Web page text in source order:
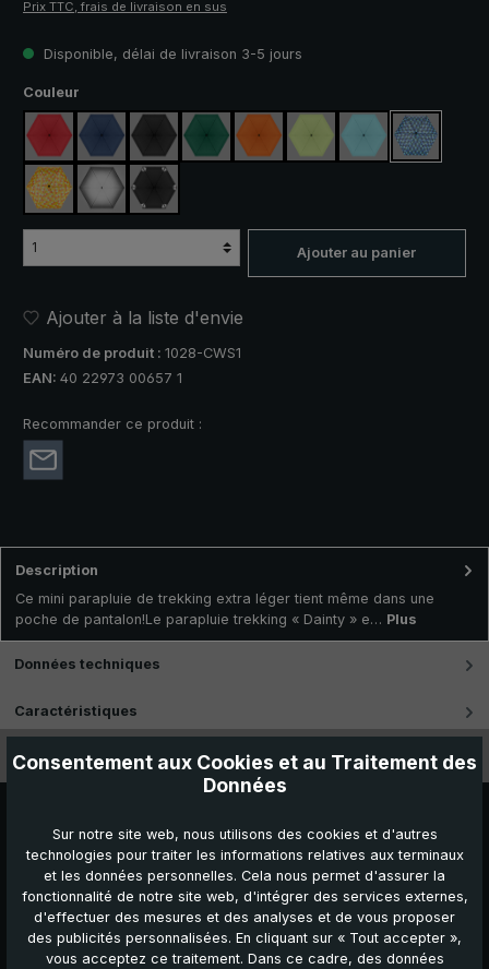
Prix TTC, frais de livraison en sus
Disponible, délai de livraison 3-5 jours
Sélectionnez
Couleur
rouge bleu marine
noir vert foncéorange vert clair bleu clairbleu / vert
jaune / orange à carreaux
argent, protection UV 50+
noir, avec bandes réfléchissantes
Ajouter au panier
Ajouter à la liste d'envie
Numéro de produit : 1028-CWS1
EAN: 40 22973 00657 1
Recommander ce produit :
Description
Ce mini parapluie de trekking extra léger tient même dans une
poche de pantalon!Le parapluie trekking « Dainty » e… Plus
Données techniques
Caractéristiques
Vidéos
Consentement aux Cookies et au Traitement des
Données
Sur notre site web, nous utilisons des cookies et d'autres
technologies pour traiter les informations relatives aux terminaux
et les données personnelles. Cela nous permet d'assurer la
fonctionnalité de notre site web, d'intégrer des services externes,
d'effectuer des mesures et des analyses et de vous proposer
des publicités personnalisées. En cliquant sur « Tout accepter »,
vous acceptez ce traitement. Dans ce cadre, des données